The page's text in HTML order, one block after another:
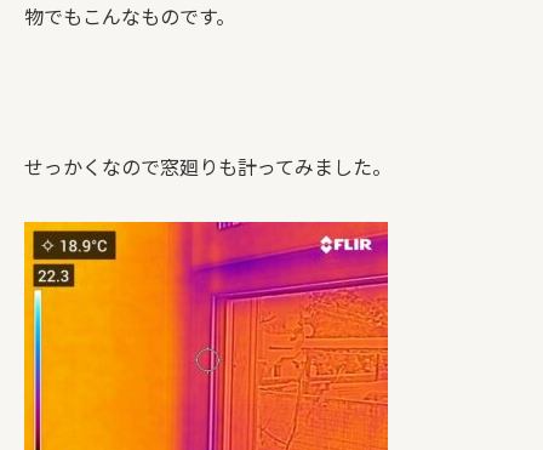
物でもこんなものです。
せっかくなので窓廻りも計ってみました。